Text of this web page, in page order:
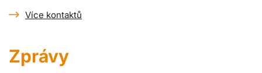
Více kontaktů
Zprávy